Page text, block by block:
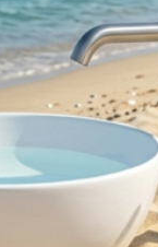
О
Заводской
Страна:
Другие